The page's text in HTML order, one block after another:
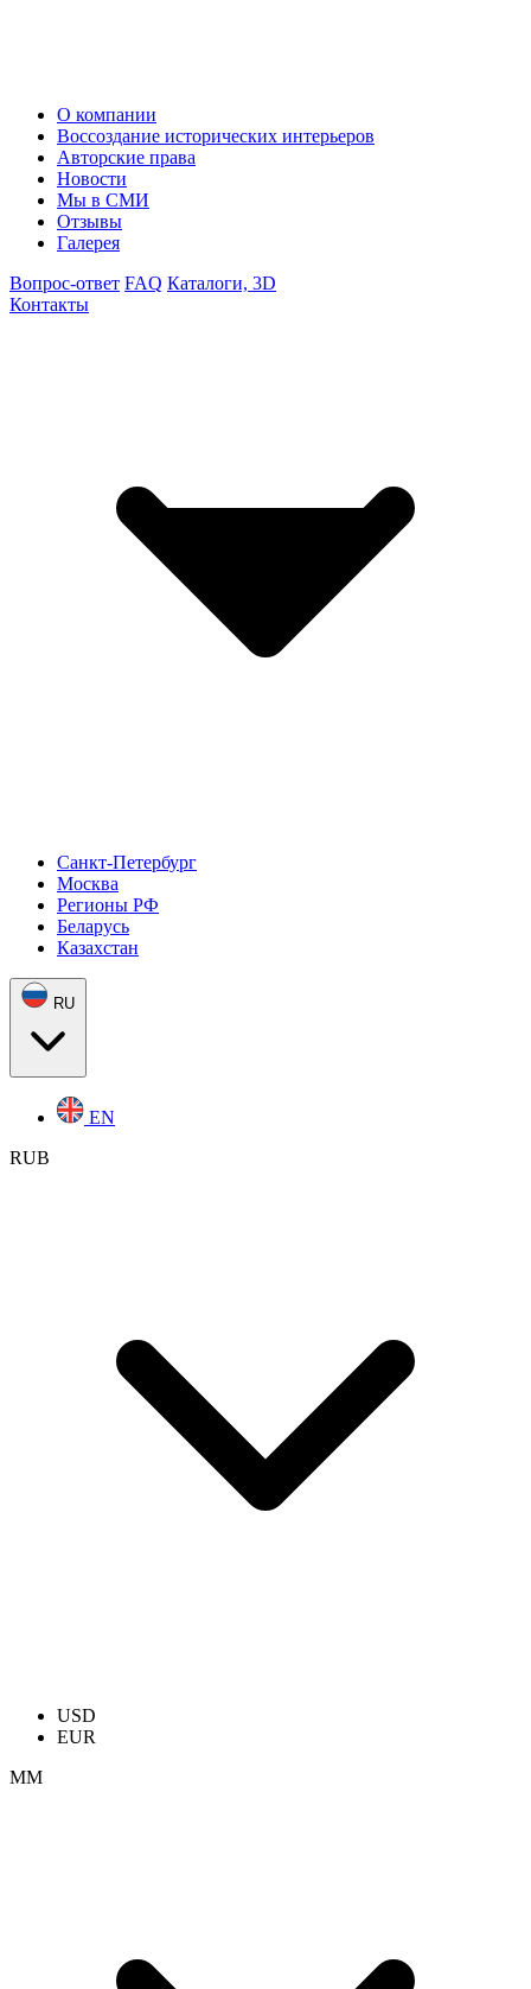
О компании
Воссоздание исторических интерьеров
Авторские права
Новости
Мы в СМИ
Отзывы
Галерея
Вопрос-ответ FAQ Каталоги, 3D
Контакты
Санкт-Петербург
Москва
Регионы РФ
Беларусь
Казахстан
RU
EN
RUB
USD
EUR
ММ